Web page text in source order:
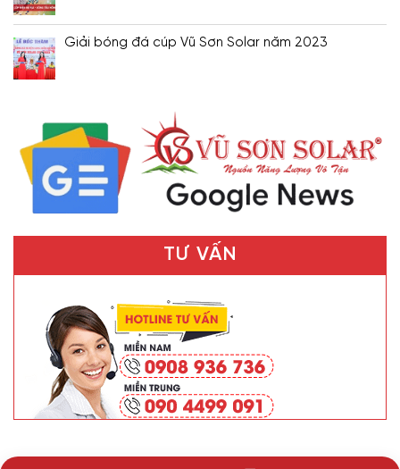
Giải bóng đá cúp Vũ Sơn Solar năm 2023
TƯ VẤN